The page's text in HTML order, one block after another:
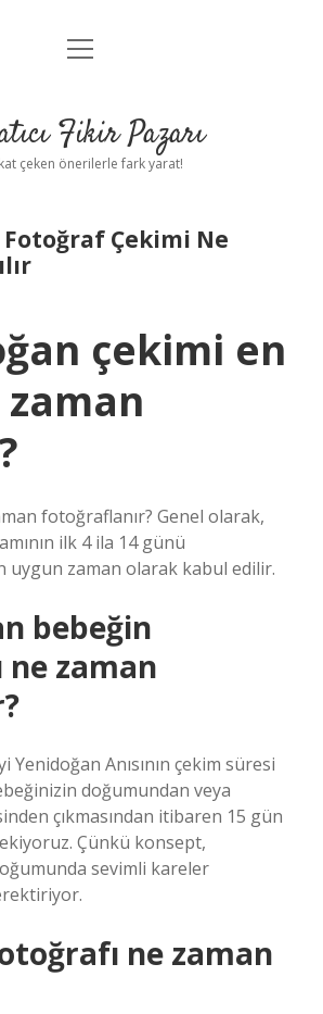
Anasayfa
Yasal Uyarı
menüyü
Fikir Pazarı
çeken önerilerle fark yarat!
Çekimi Ne
çekimi en
fotoğraflanır? Genel olarak,
ilk 4 ila 14 günü
uygun zaman olarak kabul edilir.
bebeğin
zaman
Yenidoğan Anısının çekim süresi
doğumundan veya
çıkmasından itibaren 15 gün
Çünkü konsept,
sevimli kareler
ne zaman